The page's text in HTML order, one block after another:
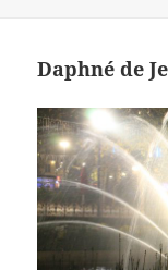
Daphné de